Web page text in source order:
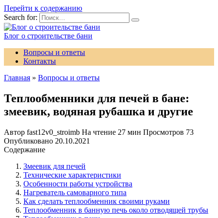
Перейти к содержанию
Search for:
Блог о строительстве бани
Вопросы и ответы
Контакты
Главная » Вопросы и ответы
Теплообменники для печей в бане:
змеевик, водяная рубашка и другие
Автор fast12v0_stroimb На чтение 27 мин Просмотров 73
Опубликовано 20.10.2021
Содержание
Змеевик для печей
Технические характеристики
Особенности работы устройства
Нагреватель самоварного типа
Как сделать теплообменник своими руками
Теплообменник в банную печь около отводящей трубы